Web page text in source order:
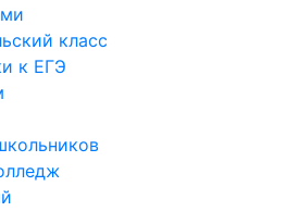
класс
к ЕГЭ